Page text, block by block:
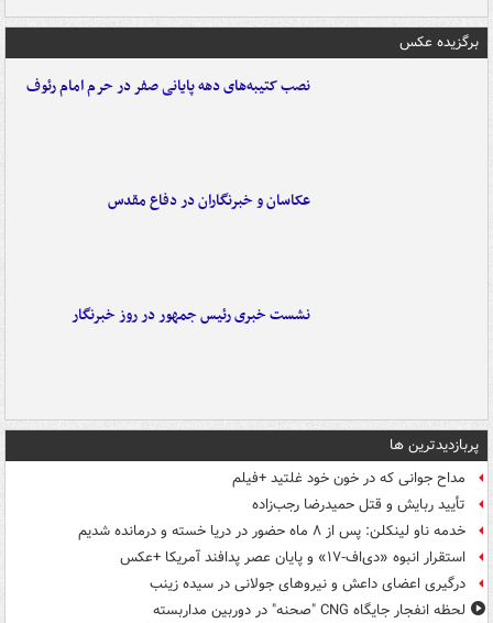
برگزیده عکس
نصب کتیبه‌های دهه پایانی صفر در حرم امام رئوف
عکاسان و خبرنگاران در دفاع مقدس
نشست خبری رئیس جمهور در روز خبرنگار
پربازدیدترین ها
مداح جوانی که در خون خود غلتید +فیلم
تأیید ربایش و قتل حمیدرضا رجب‌زاده
خدمه ناو لینکلن: پس از ۸ ماه حضور در دریا خسته و درمانده‌ شدیم
استقرار انبوه «دی‌اف‑۱۷» و پایان عصر پدافند آمریکا +عکس
درگیری اعضای داعش و نیروهای جولانی در سیده زینب
لحظه انفجار جایگاه CNG "صحنه" در دوربین مداربسته